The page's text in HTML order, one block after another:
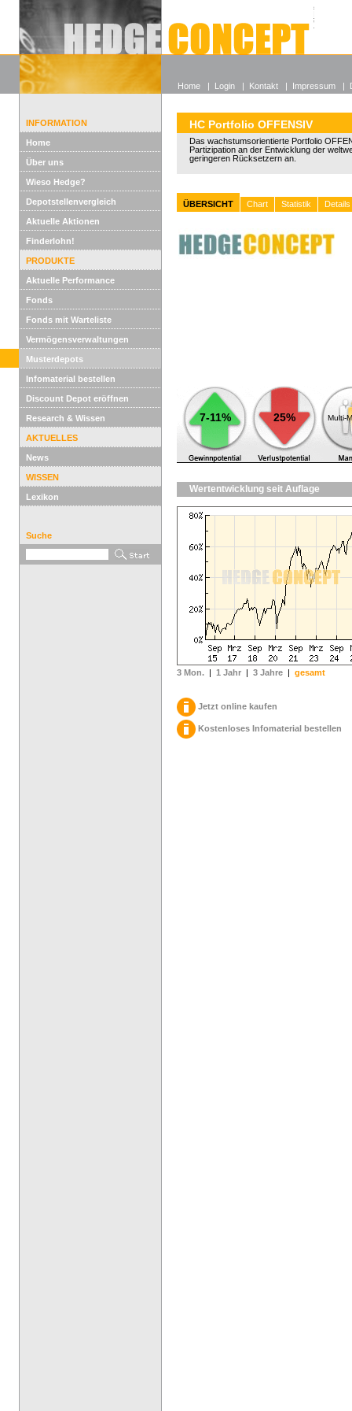
Alle
Wieso
INFORMATION
Home
Über uns
Wieso Hedge?
Depotstellenvergleich
Aktuelle Aktionen
Finderlohn!
PRODUKTE
Aktuelle Performance
Fonds
Fonds mit Warteliste
Vermögensverwaltungen
Musterdepots
Infomaterial bestellen
Discount Depot eröffnen
Research & Wissen
AKTUELLES
News
WISSEN
Lexikon
Suche
HC Portfolio OFFENSIV
Das wachstumsorientierte Portfolio
Partizipation an der Entwicklung der
geringeren Rücksetzern an.
ÜBERSICHT Chart Statistik Details
7-11% 25% Multi-
Wertentwicklung seit Auflage
3 Mon. | 1 Jahr | 3 Jahre | gesamt
Jetzt online kaufen
Kostenloses Infomaterial bestellen
Home | Login | Kontakt | Impressum |